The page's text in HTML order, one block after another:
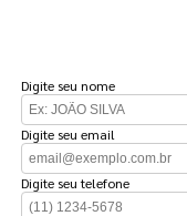
Digite seu nome
Digite seu email
Digite seu telefone